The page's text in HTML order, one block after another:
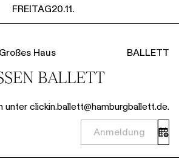
FREITAG20.11.
Haus BALLETT
BALLETT
unter clickin.ballett@hamburgballett.de.
Anmeldung